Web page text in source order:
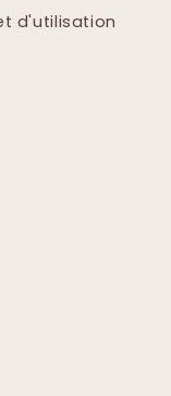
d'utilisation